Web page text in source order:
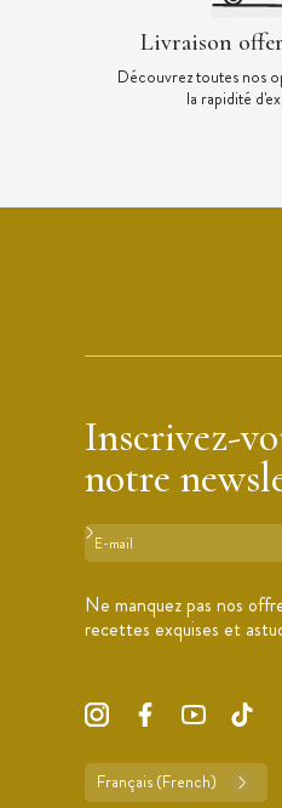
Livraison
Découvrez toutes nos
la rapidité
Inscrivez-
notre
Format :
Ne manquez pas nos
recettes exquises et
Français (French)